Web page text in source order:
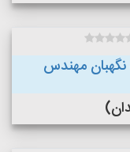
نگهبان مهندس